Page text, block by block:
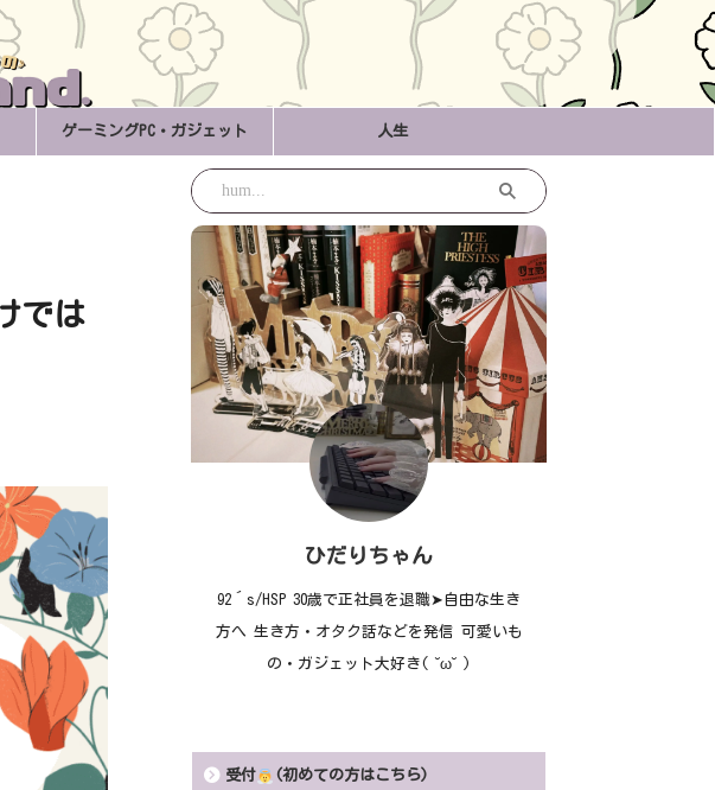
ゲーミングPC・ガジェット 人生
では
ひだりちゃん
92´s/HSP 30歳で正社員を退職➤自由な生き
方へ 生き方・オタク話などを発信 可愛いも
の・ガジェット大好き( ˘ω˘ )
受付 (初めての方はこちら)